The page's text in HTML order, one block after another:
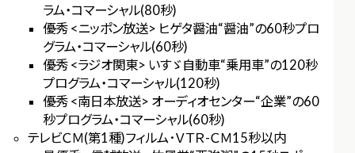
ラム・コマーシャル(80秒)
優秀 <ニッポン放送> ヒゲタ醤油“醤油”の60秒プロ
グラム・コマーシャル(60秒)
優秀 <ラジオ関東> いすゞ自動車“乗用車”の120秒
プログラム・コマーシャル(120秒)
優秀 <南日本放送> オーディオセンター“企業”の60
秒プログラム・コマーシャル(60秒)
テレビＣＭ(第1種)フィルム･ＶＴＲ-ＣＭ15秒以内